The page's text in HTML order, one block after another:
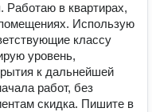
Работаю в квартирах,
Использую
классу
уровень,
к дальнейшей
работ, без
скидка. Пишите в